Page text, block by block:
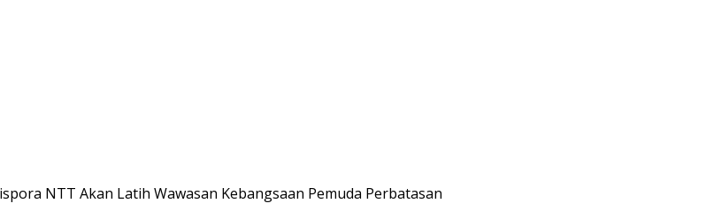
NTT Akan Latih Wawasan Kebangsaan Pemuda Perbatasan